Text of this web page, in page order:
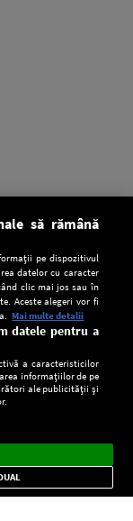
×
să rămână
pe dispozitivul
datelor cu caracter
clic mai jos sau în
Aceste alegeri vor fi
Mai multe detalii
datele pentru a
a caracteristicilor
informațiilor de pe
ale publicității și